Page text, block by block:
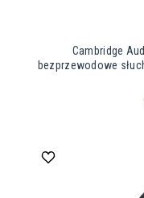
Cambridge
bezprzewodowe